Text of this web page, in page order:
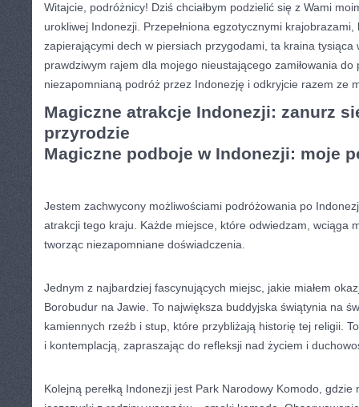
Witajcie, podróżnicy! Dziś chciałbym podzielić​ się z Wami
urokliwej Indonezji. Przepełniona⁤ egzotycznymi
zapierającymi‌ dech w piersiach przygodami,⁤ ta kraina tysiąca
prawdziwym rajem dla mojego nieustającego zamiłowania
niezapomnianą podróż przez Indonezję‍ i odkryjcie razem‌ ze
Magiczne atrakcje Indonezji: zanurz
przyrodzie
Magiczne podboje w Indonezji: moje
Jestem zachwycony możliwościami podróżowania po
atrakcji tego kraju. ‌Każde ‌miejsce, które odwiedzam, wciąga
tworząc niezapomniane doświadczenia.
Jednym z najbardziej fascynujących ‌miejsc, jakie miałem
Borobudur na Jawie. To ​największa buddyjska świątynia⁢ na
kamiennych ⁢rzeźb i stup, które przybliżają historię tej religii.
⁢i ⁢kontemplacją, zapraszając do refleksji nad życiem i
Kolejną perełką Indonezji jest Park Narodowy ‍Komodo,